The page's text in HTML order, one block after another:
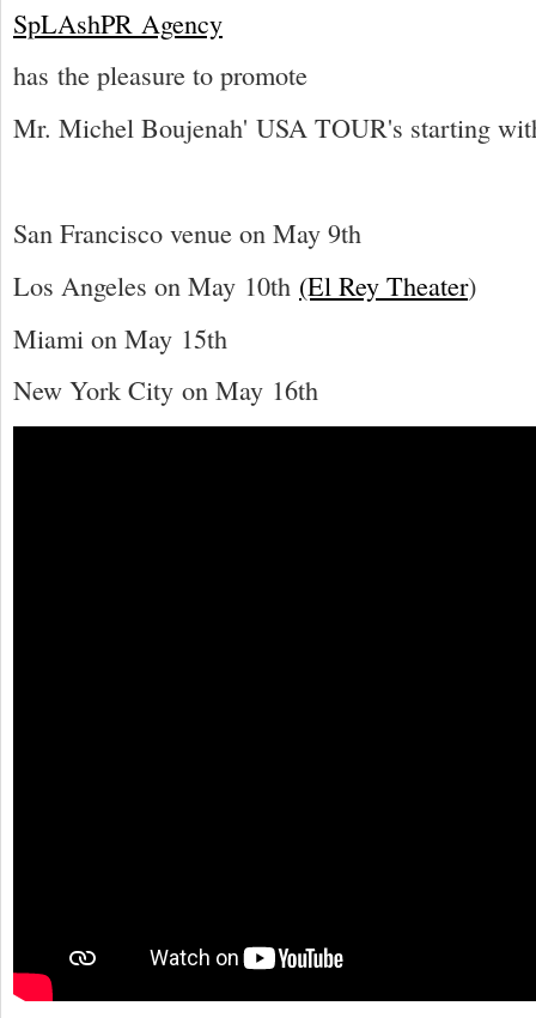
SpLAshPR Agency
has the pleasure to promote
Mr. Michel Boujenah' USA TOUR's starting
San Francisco venue on May 9th
Los Angeles on May 10th (El Rey Theater)
Miami on May 15th
New York City on May 16th